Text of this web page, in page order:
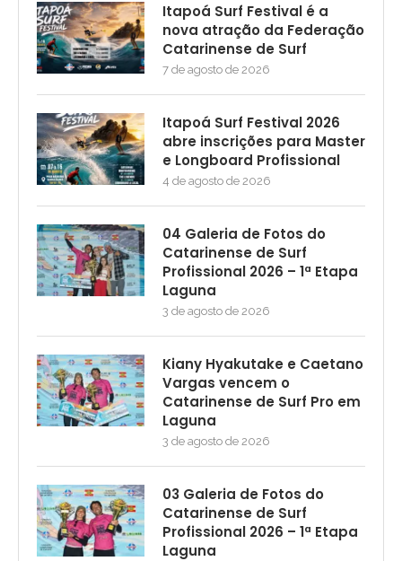
Itapoá Surf Festival é a
nova atração da Federação
Catarinense de Surf
7 de agosto de 2026
Itapoá Surf Festival 2026
abre inscrições para Master
e Longboard Profissional
4 de agosto de 2026
04 Galeria de Fotos do
Catarinense de Surf
Profissional 2026 – 1ª Etapa
Laguna
3 de agosto de 2026
Kiany Hyakutake e Caetano
Vargas vencem o
Catarinense de Surf Pro em
Laguna
3 de agosto de 2026
03 Galeria de Fotos do
Catarinense de Surf
Profissional 2026 – 1ª Etapa
Laguna